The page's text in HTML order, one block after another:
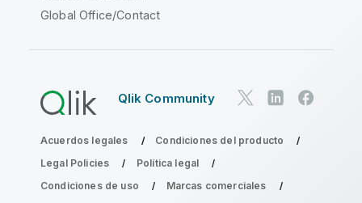
Global Office/Contact
Qlik Community
Acuerdos legales
Condiciones del producto
Legal Policies
Política legal
Condiciones de uso
Marcas comerciales